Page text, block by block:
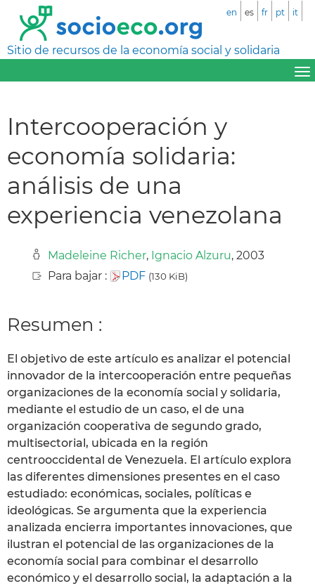
Sitio de recursos de la economía social y solidaria
en es fr pt it
Intercooperación y
economía solidaria:
análisis de una
experiencia venezolana
Madeleine Richer, Ignacio Alzuru, 2003
Para bajar :
PDF (130 KiB)
Resumen :
El objetivo de este artículo es analizar el potencial
innovador de la intercooperación entre pequeñas
organizaciones de la economía social y solidaria,
mediante el estudio de un caso, el de una
organización cooperativa de segundo grado,
multisectorial, ubicada en la región
centrooccidental de Venezuela. El artículo explora
las diferentes dimensiones presentes en el caso
estudiado: económicas, sociales, políticas e
ideológicas. Se argumenta que la experiencia
analizada encierra importantes innovaciones, que
ilustran el potencial de las organizaciones de la
economía social para combinar el desarrollo
económico y el desarrollo social, la adaptación a la